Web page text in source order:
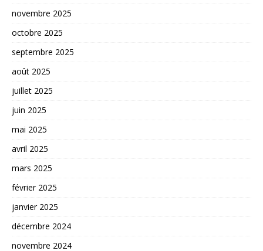
novembre 2025
octobre 2025
septembre 2025
août 2025
juillet 2025
juin 2025
mai 2025
avril 2025
mars 2025
février 2025
janvier 2025
décembre 2024
novembre 2024